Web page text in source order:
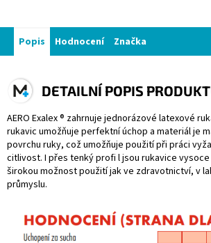
Popis Hodnocení Značka
DETAILNÍ POPIS
AERO Exalex ® zahrnuje jednorázové latexové
rukavic umožňuje perfektní úchop a materiál je
povrchu ruky, což umožňuje použití při práci
citlivost. I přes tenký profi l jsou rukavice
širokou možnost použití jak ve zdravotnictví, v
průmyslu.